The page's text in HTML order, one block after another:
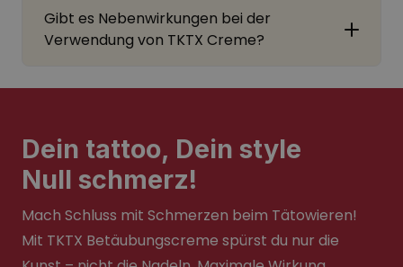
Gibt es Nebenwirkungen bei der
Verwendung von TKTX Creme?
Dein tattoo, Dein style
Null schmerz!
Mach Schluss mit Schmerzen beim Tätowieren!
Mit TKTX Betäubungscreme spürst du nur die